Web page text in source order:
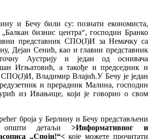
и Бечу били су: познати економиста,
бизнис центра“, господин Бранко
представник СПО(Ј)И за Немачку са
Дејан Сенић, као и главни представник
Аустрију и један од оснивача
Игњатовић, а такође и председник и
СПО(Ј)И, Владимир Влајић.У Бечу је један
и прерадник Малина, господин
из Ивањице, који је говорио о свом
броја у Берлину и Бечу представљени
општи детаљи>Информативног и
„Споји!“<које можете прочитати